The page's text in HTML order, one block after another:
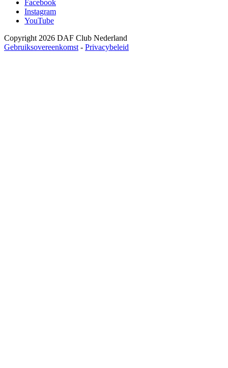
Facebook
Instagram
YouTube
Copyright 2026 DAF Club Nederland
Gebruiksovereenkomst - Privacybeleid